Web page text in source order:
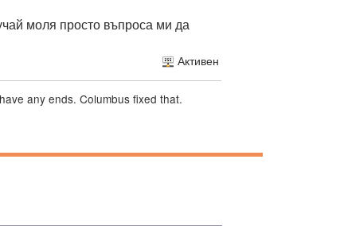
моля просто въпроса ми да
Активен
any ends. Columbus fixed that.